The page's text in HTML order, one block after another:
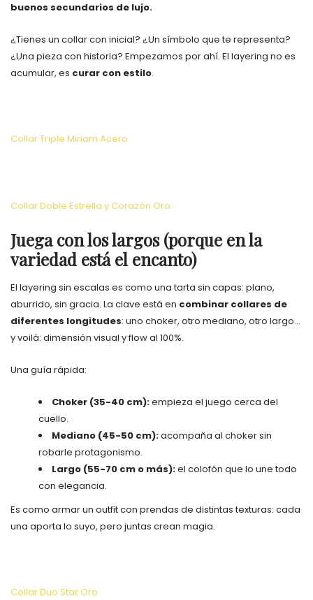
buenos secundarios de lujo.
¿Tienes un collar con inicial? ¿Un símbolo que te representa?
¿Una pieza con historia? Empezamos por ahí. El layering no es
acumular, es curar con estilo.
Collar Triple Miriam Acero
Collar Doble Estrella y Corazón Oro
Juega con los largos (porque en la
variedad está el encanto)
El layering sin escalas es como una tarta sin capas: plano,
aburrido, sin gracia. La clave está en combinar collares de
diferentes longitudes: uno choker, otro mediano, otro largo…
y voilá: dimensión visual y flow al 100%.
Una guía rápida:
Choker (35-40 cm):empieza el juego cerca del
cuello.
Mediano (45-50 cm):acompaña al choker sin
robarle protagonismo.
Largo (55-70 cm o más):el colofón que lo une todo
con elegancia.
Es como armar un outfit con prendas de distintas texturas: cada
una aporta lo suyo, pero juntas crean magia.
Collar Duo Star Oro